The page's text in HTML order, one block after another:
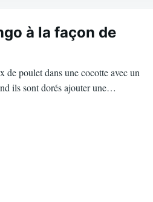
à la façon de
de poulet dans une cocotte avec un
ils sont dorés ajouter une…